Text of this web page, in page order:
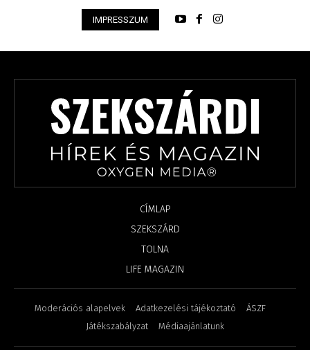
IMPRESSZUM
CÍMLAP
SZEKSZÁRD
TOLNA
LIFE MAGAZIN
Moderációs alapelvek Adatkezelési tájékoztató
ÁSZF
Játékszabályzat
Médiaajánlatunk